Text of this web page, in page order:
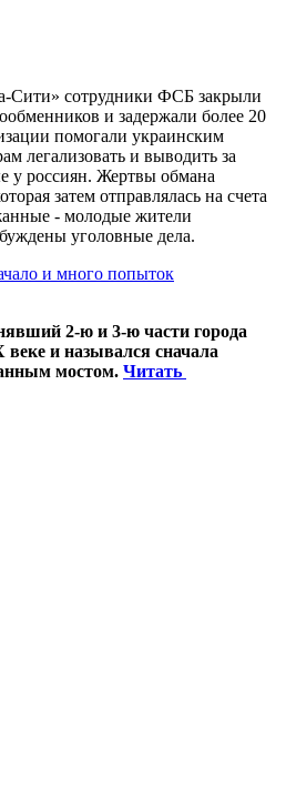
Сити» сотрудники ФСБ закрыли
и задержали более 20
помогали украинским
легализовать и выводить за
у россиян. Жертвы обмана
затем отправлялась на счета
- молодые жители
уголовные дела.
и много попыток
2-ю и 3-ю части города
и назывался сначала
мостом. Читать